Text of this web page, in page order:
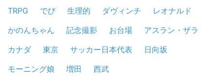
TRPG
でび 生理的 ダヴィンチ
レオナルド
かのんちゃん
記念撮影 お台場
アスラン・ザラ
カナダ
東京 サッカー日本代表
日向坂
モーニング娘
増田 西武